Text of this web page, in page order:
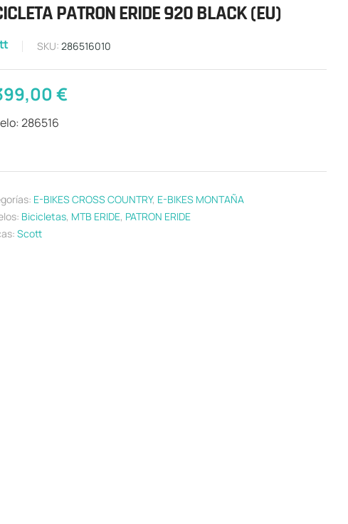
PATRON ERIDE 920 BLACK (EU)
SKU: 286516010
€
286516
E-BIKES CROSS COUNTRY, E-BIKES MONTAÑA
Bicicletas, MTB ERIDE, PATRON ERIDE
Scott